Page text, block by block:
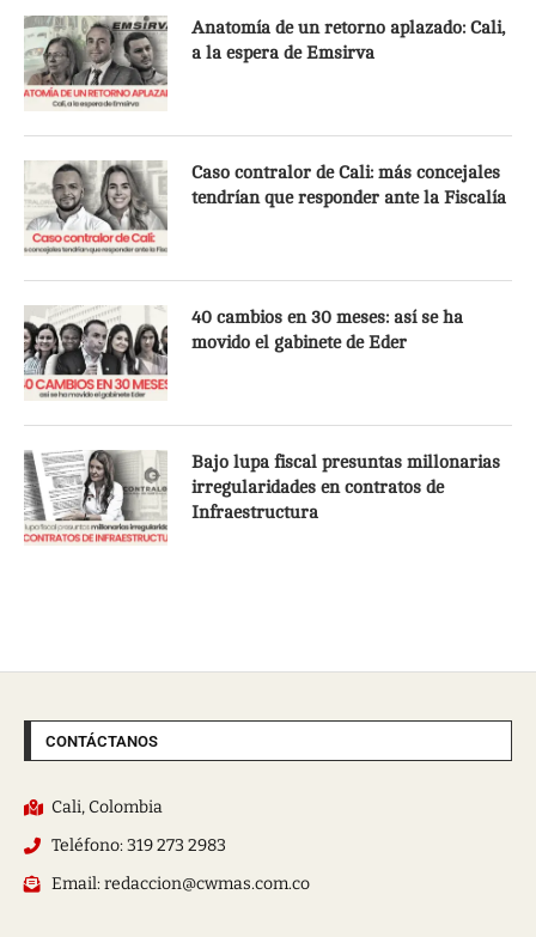
Anatomía de un retorno aplazado: Cali,
a la espera de Emsirva
Caso contralor de Cali: más concejales
tendrían que responder ante la Fiscalía
40 cambios en 30 meses: así se ha
movido el gabinete de Eder
Bajo lupa fiscal presuntas millonarias
irregularidades en contratos de
Infraestructura
CONTÁCTANOS
Cali, Colombia
Teléfono: 319 273 2983
Email: redaccion@cwmas.com.co